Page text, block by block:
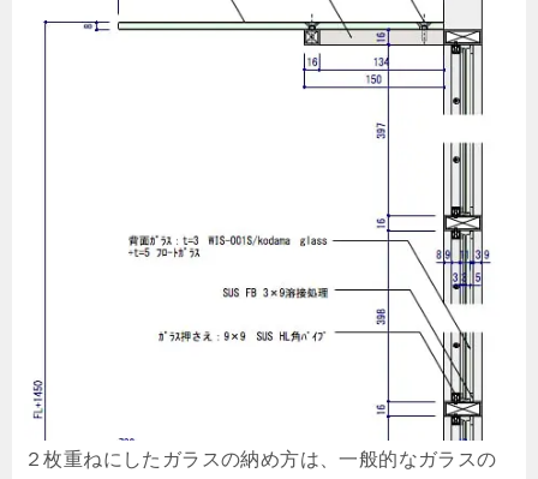
２枚重ねにしたガラスの納め方は、一般的なガラスの